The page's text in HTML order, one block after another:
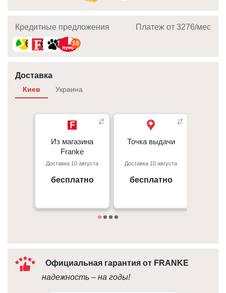
Кредитные предложения Платеж от 3276/мec
10 10 10 10
Доставка
Киев Украина
Из магазина
Franke
Доставка 10 августа
бесплатно
Из магазина
Franke
Киев, пр. С. Бандеры 23, ТЦ
Gorodok Gallery
Точка выдачи
Доставка 10 августа
бесплатно
Точка выдачи
г. Киев пр. Отрадный, 95к
09:00 - 18:00
Официальная гарантия от FRANKE
надежность – на годы!